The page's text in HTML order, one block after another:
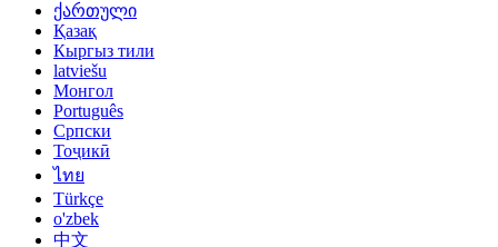
ქართული
Қазақ
Кыргыз тили
latviešu
Монгол
Português
Српски
Тоҷикӣ
ไทย
Türkçe
o'zbek
中文